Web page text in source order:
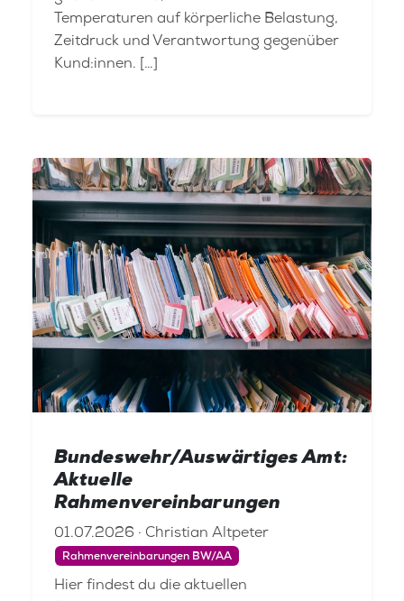
Temperaturen auf körperliche Belastung,
Zeitdruck und Verantwortung gegenüber
Kund:innen. […]
Bundeswehr/Auswärtiges Amt:
Aktuelle
Rahmenvereinbarungen
01.07.2026 · Christian Altpeter
Rahmenvereinbarungen BW/AA
Hier findest du die aktuellen